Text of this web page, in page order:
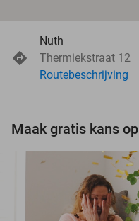
Nuth
Thermiekstraat 12
Routebeschrijving